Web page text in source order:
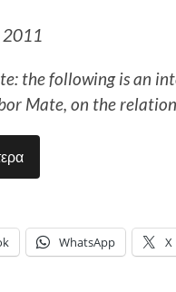
2011
the following is an
Mate, on the
WhatsApp X